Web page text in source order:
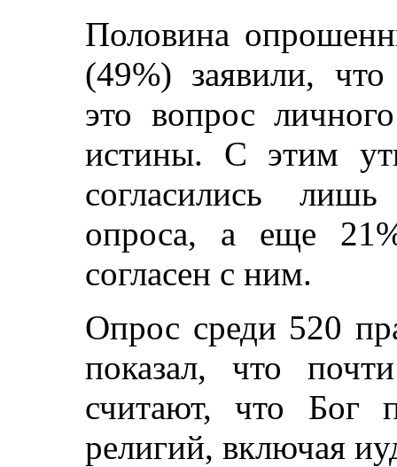
Половина
(49%) заявили,
это вопрос
истины. С этим
согласились
опроса, а еще
согласен с ним.
Опрос среди 520
показал, что
считают, что Бог
религий, включая